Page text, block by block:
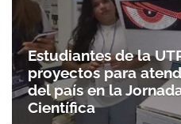
Estudiantes de la
proyectos para
del país en la
Científica